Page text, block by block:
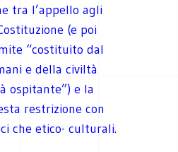
tra l’appello agli
(e poi
“costituito dal
e della civiltà
ospitante”) e la
restrizione con
che etico- culturali.